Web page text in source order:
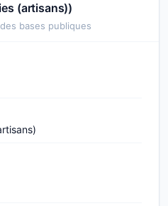
(artisans))
bases publiques